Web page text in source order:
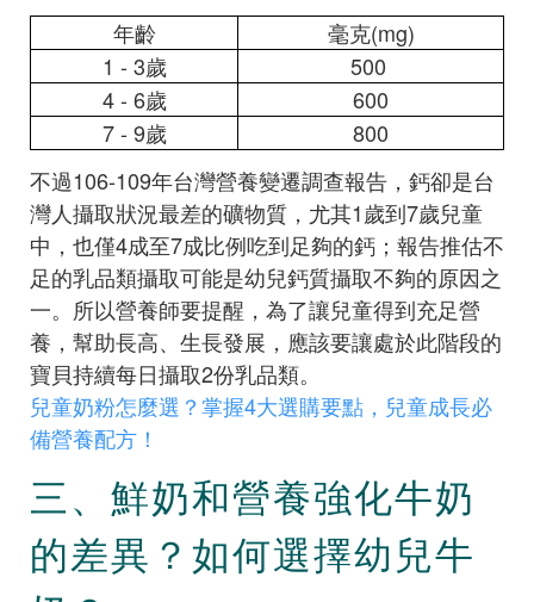
年齡
毫克(mg)
1 - 3歲
500
4 - 6歲
600
7 - 9歲
800
不過106-109年台灣營養變遷調查報告，鈣卻是台
灣人攝取狀況最差的礦物質，尤其1歲到7歲兒童
中，也僅4成至7成比例吃到足夠的鈣；報告推估不
足的乳品類攝取可能是幼兒鈣質攝取不夠的原因之
一。所以營養師要提醒，為了讓兒童得到充足營
養，幫助長高、生長發展，應該要讓處於此階段的
寶貝持續每日攝取2份乳品類。
兒童奶粉怎麼選？掌握4大選購要點，兒童成長必
備營養配方！
三、鮮奶和營養強化牛奶
的差異？如何選擇幼兒牛